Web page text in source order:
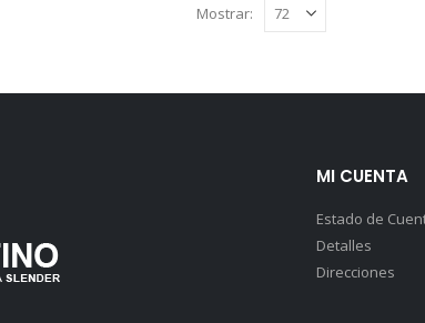
Mostrar:
MI CUENTA
Estado de
Detalles
Direcciones